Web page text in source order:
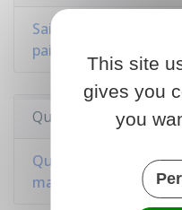
Saisir l'administration
paiement,
Questions ? Réponses
Qui doit régler les
marié ou pacsé ?
This site
gives you
you